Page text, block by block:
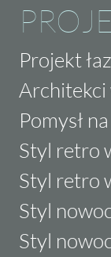
Projekt
Pomysł
Styl retro
Styl retro
Styl
Styl